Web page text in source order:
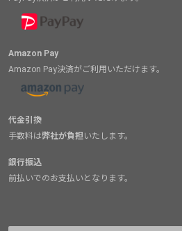
Amazon Pay
Amazon Pay決済がご利用いただけます。
代金引換
手数料は弊社が負担いたします。
銀行振込
前払いでのお支払いとなります。